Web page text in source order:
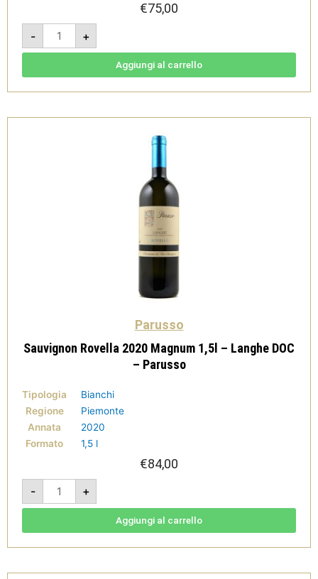
€75,00
-
Barolo
Mariondino
2021
-
Parusso
+
Aggiungi al carrello
Parusso
Sauvignon Rovella 2020 Magnum 1,5l – Langhe DOC
– Parusso
Tipologia
Bianchi
Regione
Piemonte
Annata
2020
Formato
1,5 l
€84,00
-
Sauvignon
Rovella
2020
Magnum
DOC
quantità
+
Aggiungi al carrello